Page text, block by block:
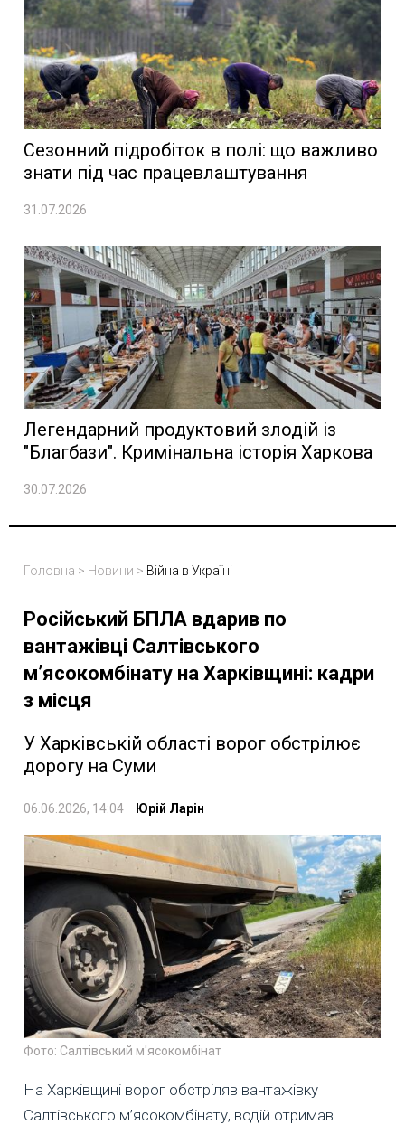
Сезонний підробіток в полі: що важливо
знати під час працевлаштування
31.07.2026
Легендарний продуктовий злодій із
"Благбази". Кримінальна історія Харкова
30.07.2026
Головна > Новини > Війна в Україні
Російський БПЛА вдарив по
вантажівці Салтівського
м’ясокомбінату на Харківщині: кадри
з місця
У Харківській області ворог обстрілює
дорогу на Суми
06.06.2026, 14:04 Юрій Ларін
Фото: Салтівський м'ясокомбінат
На Харківщині ворог обстріляв вантажівку
Салтівського м’ясокомбінату, водій отримав